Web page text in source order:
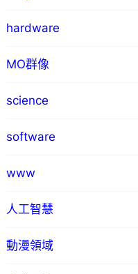
hardware
MO群像
science
software
www
人工智慧
動漫領域